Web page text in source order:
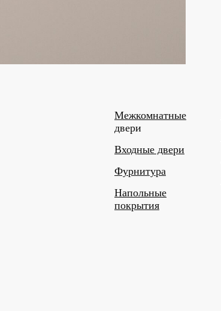
Межкомнатные
двери
Входные двери
Фурнитура
Напольные
покрытия